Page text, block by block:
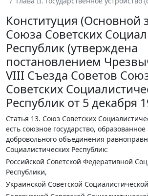
Конституция (Основной
Союза Советских
Республик (утверждена
постановлением
VIII Съезда Советов
Советских
Республик от 5 декабря
Статья 13. Союз Советских
есть союзное государство,
добровольного объединения
Социалистических Республик:
Российской Советской Федеративной
Республики,
Украинской Советской